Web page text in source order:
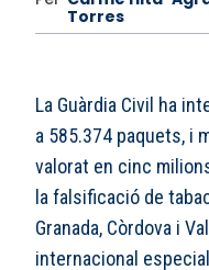
Torres
La Guàrdia Civil ha
a 585.374 paquets, i
valorat en cinc
la falsificació de
Granada, Còrdova i
internacional